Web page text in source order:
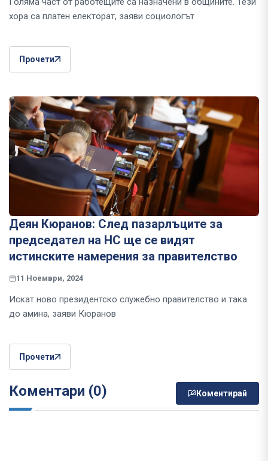
хора са платен електорат, заяви социологът
Прочети
Деян Кюранов: След пазарлъците за
председател на НС ще се видят
истинските намерения за правителство
11 Ноември, 2024
Искат ново президентско служебно правителство и така
до амина, заяви Кюранов
Прочети
Коментари (0) Коментирай